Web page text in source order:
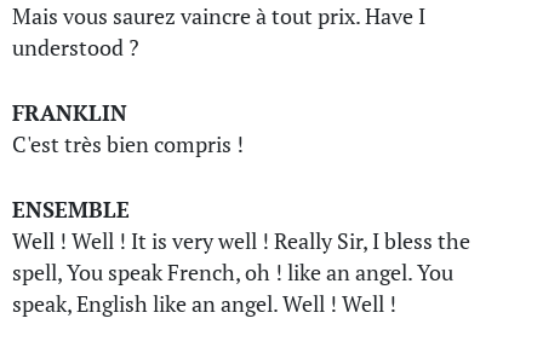
Mais vous saurez vaincre à tout prix. Have I
understood ?
FRANKLIN
C'est très bien compris !
ENSEMBLE
Well ! Well ! It is very well ! Really Sir, I bless the
spell, You speak French, oh ! like an angel. You
speak, English like an angel. Well ! Well !